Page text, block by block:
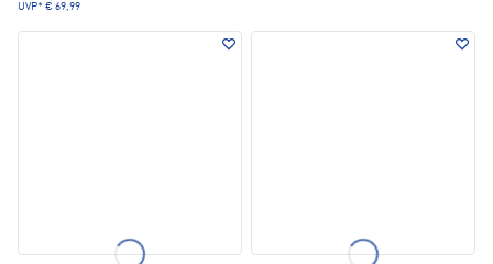
UVP* € 69,99